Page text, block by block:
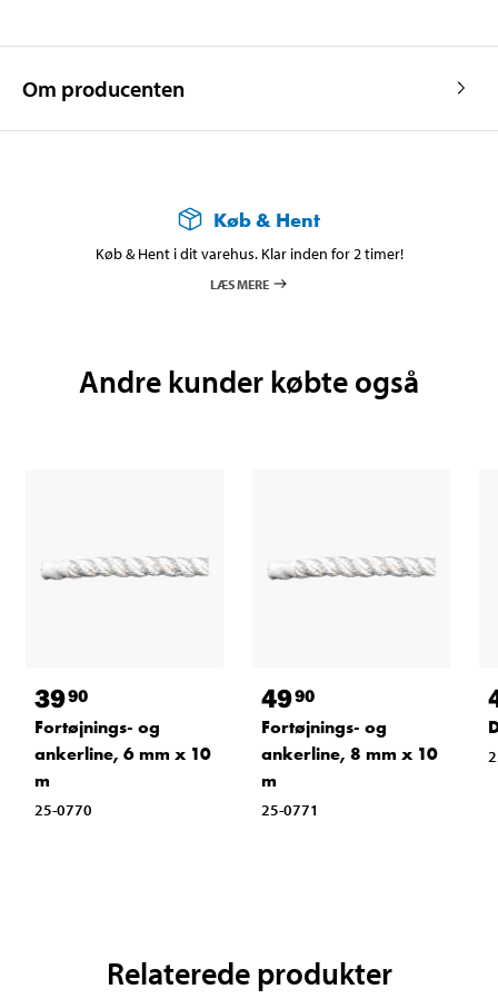
Om producenten
Køb & Hent
Køb & Hent i dit varehus. Klar inden for 2 timer!
LÆS MERE
Andre kunder købte også
3990
Fortøjnings- og
ankerline, 6 mm x 10
m
25-0770
4990
Fortøjnings- og
ankerline, 8 mm x 10
m
25-0771
Relaterede produkter